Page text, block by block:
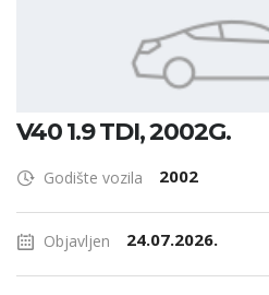
V40 1.9 TDI, 2002G.
Godište vozila 2002
Objavljen 24.07.2026.